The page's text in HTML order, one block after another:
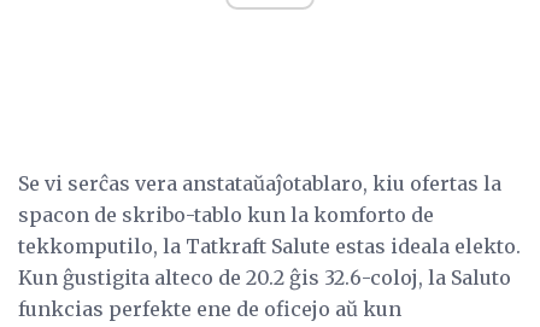
Se vi serĉas vera anstataŭaĵotablaro, kiu ofertas la
spacon de skribo-tablo kun la komforto de
tekkomputilo, la Tatkraft Salute estas ideala elekto.
Kun ĝustigita alteco de 20.2 ĝis 32.6-coloj, la Saluto
funkcias perfekte ene de oficejo aŭ kun